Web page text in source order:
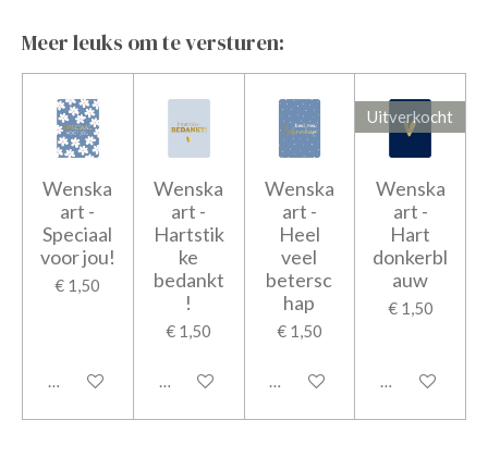
Meer leuks om te versturen:
Wenska
art -
Speciaal
voor jou!
€ 1,50
In winkelwagen
Wenska
art -
Hartstik
ke
bedankt
!
€ 1,50
In winkelwagen
Wenska
art -
Heel
veel
betersc
hap
€ 1,50
In winkelwagen
Uitverkocht
Wenska
art -
Hart
donkerbl
auw
€ 1,50
Houd mij op